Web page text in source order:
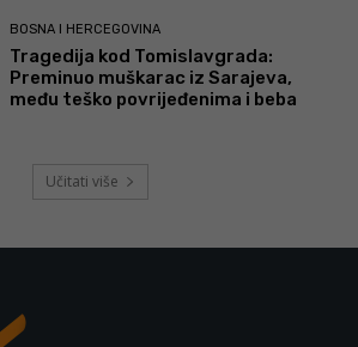
BOSNA I HERCEGOVINA
Tragedija kod Tomislavgrada:
Preminuo muškarac iz Sarajeva,
među teško povrijeđenima i beba
Učitati više